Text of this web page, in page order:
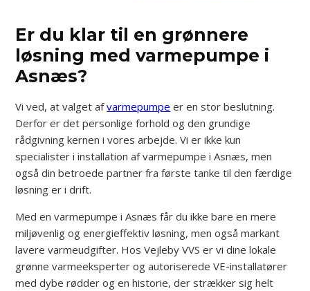
Er du klar til en grønnere
løsning med varmepumpe i
Asnæs?
Vi ved, at valget afvarmepumpe er en stor beslutning.
Derfor er det personlige forhold og den grundige
rådgivning kernen i vores arbejde. Vi er ikke kun
specialister i installation af varmepumpe i Asnæs, men
også din betroede partner fra første tanke til den færdige
løsning er i drift.
Med en varmepumpe i Asnæs får du ikke bare en mere
miljøvenlig og energieffektiv løsning, men også markant
lavere varmeudgifter. Hos Vejleby VVS er vi dine lokale
grønne varmeeksperter og autoriserede VE-installatører
med dybe rødder og en historie, der strækker sig helt